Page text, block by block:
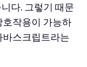
다. 그렇기 때문
작용이 가능하
바스크립트라는